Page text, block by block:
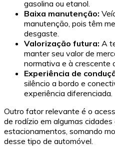
gasolina ou etanol.
Baixa manutenção:
manutenção, pois têm
desgaste.
Valorização futura: A
manter seu valor de
normativa e à crescente
Experiência de
silêncio a bordo e
experiência diferenciada.
Outro fator relevante é o
de rodízio em algumas
estacionamentos, somando
desse tipo de automóvel.